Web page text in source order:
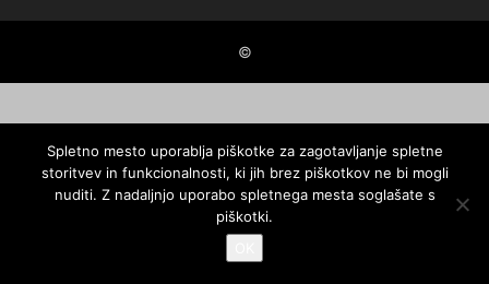
©
Spletno mesto uporablja piškotke za zagotavljanje spletne
storitvev in funkcionalnosti, ki jih brez piškotkov ne bi mogli
nuditi. Z nadaljnjo uporabo spletnega mesta soglašate s
piškotki.